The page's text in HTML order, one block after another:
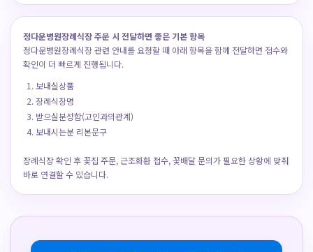
정다운병원장례식장 주문 시 전달하면 좋은 기본 항목
정다운병원장례식장 관련 안내를 요청할 때 아래 항목을 함께 전달하면 접수와
확인이 더 빠르게 진행됩니다.
보내실상품
장례식장명
받으실분성함(고인과의관계)
보내시는분 리본문구
장례식장 확인 후 꽃집 주문, 근조화환 접수, 꽃배달 문의가 필요한 상황에 맞춰
바로 연결할 수 있습니다.